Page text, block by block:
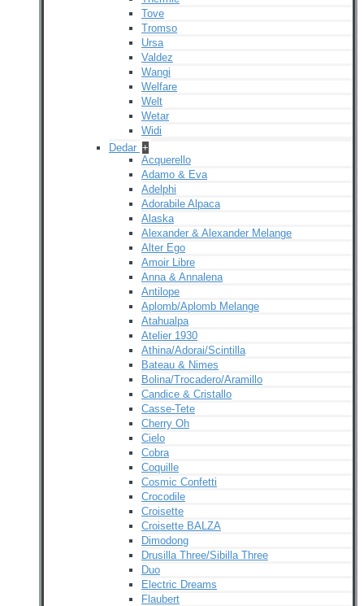
Tove
Tromso
Ursa
Valdez
Wangi
Welfare
Welt
Wetar
Widi
Dedar +
Acquerello
Adamo & Eva
Adelphi
Adorabile Alpaca
Alaska
Alexander & Alexander Melange
Alter Ego
Amoir Libre
Anna & Annalena
Antilope
Aplomb/Aplomb Melange
Atahualpa
Atelier 1930
Athina/Adorai/Scintilla
Bateau & Nimes
Bolina/Trocadero/Aramillo
Candice & Cristallo
Casse-Tete
Cherry Oh
Cielo
Cobra
Coquille
Cosmic Confetti
Crocodile
Croisette
Croisette BALZA
Dimodong
Drusilla Three/Sibilla Three
Duo
Electric Dreams
Flaubert